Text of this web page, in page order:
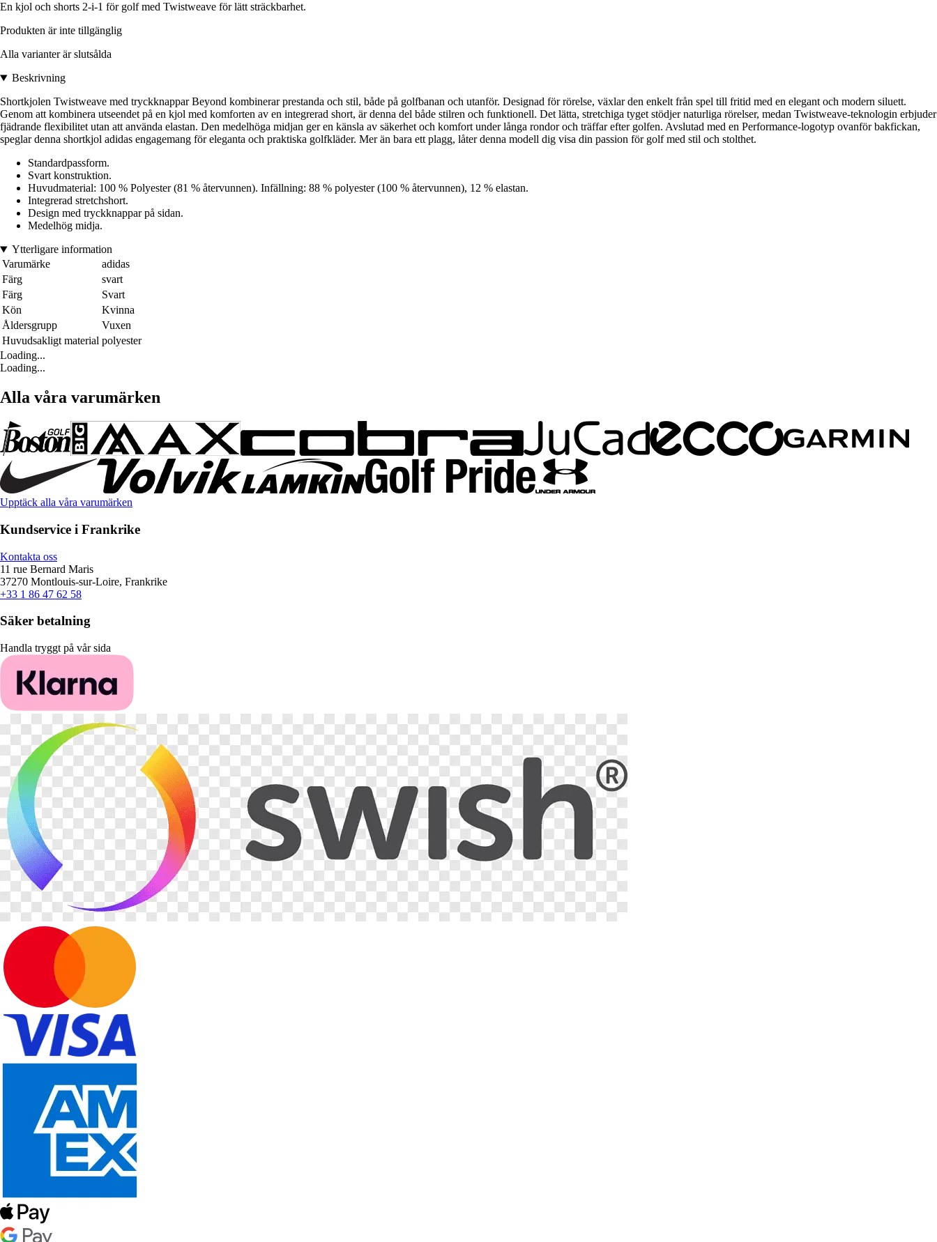
En kjol och shorts 2-i-1 för golf med Twistweave för lätt sträckbarhet.
Produkten är inte tillgänglig
Alla varianter är slutsålda
Beskrivning
Shortkjolen Twistweave med tryckknappar Beyond kombinerar prestanda och stil, både på golfbanan och utanför. Designad för rörelse, växlar den enkelt från spel till fritid med en elegant och modern siluett.
Genom att kombinera utseendet på en kjol med komforten av en integrerad short, är denna del både stilren och funktionell. Det lätta, stretchiga tyget stödjer naturliga rörelser, medan Twistweave-teknologin erbjuder
fjädrande flexibilitet utan att använda elastan. Den medelhöga midjan ger en känsla av säkerhet och komfort under långa rondor och träffar efter golfen. Avslutad med en Performance-logotyp ovanför bakfickan,
speglar denna shortkjol adidas engagemang för eleganta och praktiska golfkläder. Mer än bara ett plagg, låter denna modell dig visa din passion för golf med stil och stolthet.
Standardpassform.
Svart konstruktion.
Huvudmaterial: 100 % Polyester (81 % återvunnen). Infällning: 88 % polyester (100 % återvunnen), 12 % elastan.
Integrerad stretchshort.
Design med tryckknappar på sidan.
Medelhög midja.
Ytterligare information
Varumärke
adidas
Färg
svart
Färg
Svart
Kön
Kvinna
Åldersgrupp
Vuxen
Huvudsakligt material polyester
Loading...
Loading...
Alla våra varumärken
Upptäck alla våra varumärken
Kundservice i Frankrike
Kontakta oss
11 rue Bernard Maris
37270 Montlouis-sur-Loire, Frankrike
+33 1 86 47 62 58
Säker betalning
Handla tryggt på vår sida